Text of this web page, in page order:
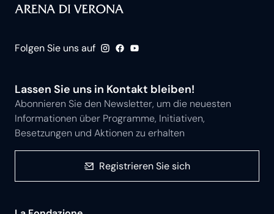
Folgen Sie uns auf
Lassen Sie uns in Kontakt bleiben!
Abonnieren Sie den Newsletter, um die neuesten
Informationen über Programme, Initiativen,
Besetzungen und Aktionen zu erhalten
Registrieren Sie sich